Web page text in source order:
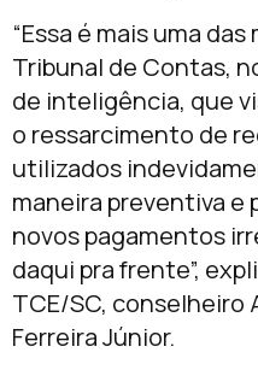
“Essa é mais uma
Tribunal de Contas,
de inteligência, que
o ressarcimento de
utilizados
maneira preventiva e
novos pagamentos
daqui pra frente”,
TCE/SC, conselheiro
Ferreira Júnior.